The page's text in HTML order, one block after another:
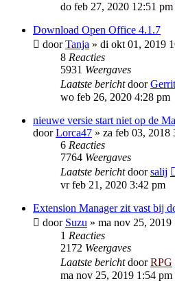
do feb 27, 2020 12:51 pm
Download Open Office 4.1.7
doorTanja » di okt 01, 2019
8 Reacties
5931 Weergaves
Laatste berichtdoor
wo feb 26, 2020 4:28 pm
nieuwe versie start niet op de
doorLorca47 » za feb 03, 2018
6 Reacties
7764 Weergaves
Laatste berichtdoorsalij
vr feb 21, 2020 3:42 pm
Extension Manager zit vast bij
door Suzu » ma nov 25, 2019
1 Reacties
2172 Weergaves
Laatste berichtdoorRPG
ma nov 25, 2019 1:54 pm